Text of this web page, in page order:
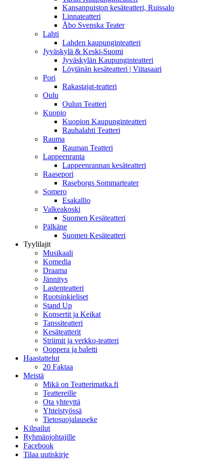
Kansanpuiston kesäteatteri, Ruissalo
Linnateatteri
Åbo Svenska Teater
Lahti
Lahden kaupunginteatteri
Jyväskylä & Keski-Suomi
Jyväskylän Kaupunginteatteri
Löytänän kesäteatteri | Viitasaari
Pori
Rakastajat-teatteri
Oulu
Oulun Teatteri
Kuopio
Kuopion Kaupunginteatteri
Rauhalahti Teatteri
Rauma
Rauman Teatteri
Lappeenranta
Lappeenrannan kesäteatteri
Raasepori
Raseborgs Sommarteater
Somero
Esakallio
Valkeakoski
Suomen Kesäteatteri
Pälkäne
Suomen Kesäteatteri
Tyylilajit
Musikaali
Komedia
Draama
Jännitys
Lastenteatteri
Ruotsinkieliset
Stand Up
Konsertit ja Keikat
Tanssiteatteri
Kesäteatterit
Striimit ja verkko-teatteri
Ooppera ja baletti
Haastattelut
20 Faktaa
Meistä
Mikä on Teatterimatka.fi
Teattereille
Ota yhteyttä
Yhteistyössä
Tietosuojalauseke
Kilpailut
Ryhmänjohtajille
Facebook
Tilaa uutiskirje